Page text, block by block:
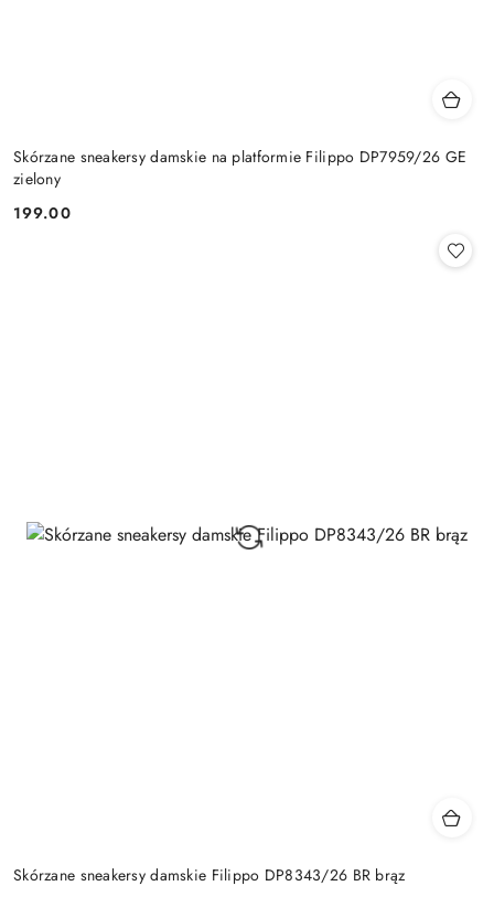
Skórzane sneakersy damskie na platformie Filippo DP7959/26 GE
zielony
Cena:
199.00
Skórzane sneakersy damskie Filippo DP8343/26 BR brąz